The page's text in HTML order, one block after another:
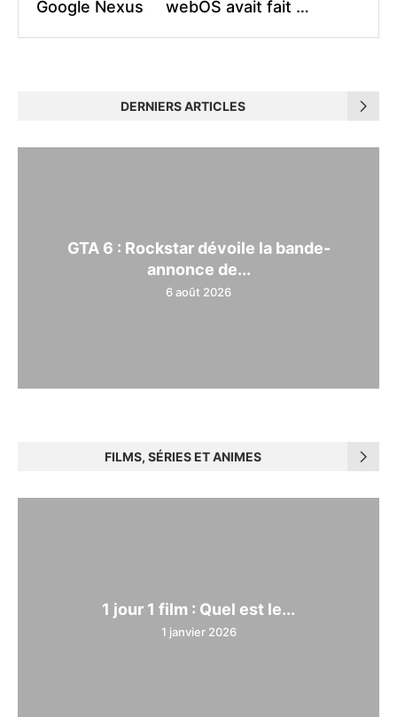
Google Nexus webOS avait fait …
DERNIERS ARTICLES
GTA 6 : Rockstar dévoile la bande-
annonce de...
6 août 2026
FILMS, SÉRIES ET ANIMES
1 jour 1 film : Quel est le...
1 janvier 2026